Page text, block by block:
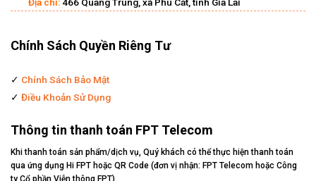
Chính Sách Quyền Riêng Tư
✓ Chính Sách Bảo Mật
✓ Điều Khoản Sử Dụng
Thông tin thanh toán FPT Telecom
Khi thanh toán sản phẩm/dịch vụ, Quý khách có thể thực hiện thanh toán
qua ứng dụng Hi FPT hoặc QR Code (đơn vị nhận: FPT Telecom hoặc Công
ty Cổ phần Viễn thông FPT).